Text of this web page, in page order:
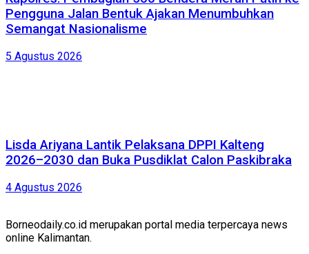
Pengguna Jalan Bentuk Ajakan Menumbuhkan
Semangat Nasionalisme
5 Agustus 2026
Lisda Ariyana Lantik Pelaksana DPPI Kalteng
2026–2030 dan Buka Pusdiklat Calon Paskibraka
4 Agustus 2026
Borneodaily.co.id merupakan portal media terpercaya news
online Kalimantan.